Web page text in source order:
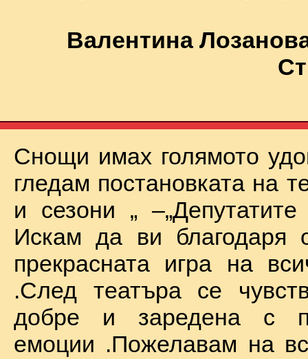
Валентина
Снощи имах голямото
гледам постановката на
и сезони „
Искам да ви благодаря
прекрасната игра на
.След театъра се
добре и заредена с
емоции .Пожелавам на